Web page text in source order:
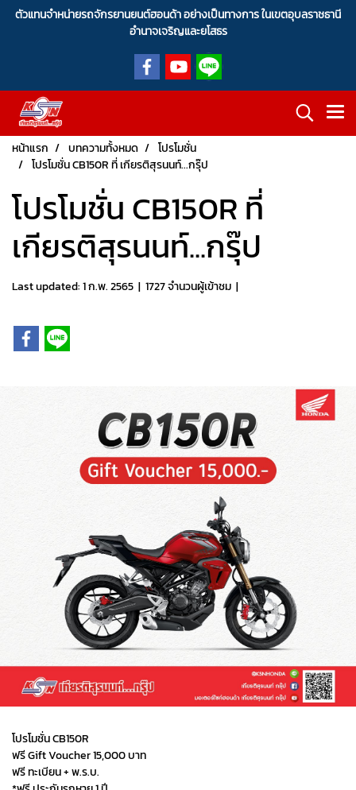
ตัวแทนจำหน่ายรถจักรยานยนต์ฮอนด้า อย่างเป็นทางการ ในเขตอุบลราชธานี
อำนาจเจริญและยโสธร
หน้าแรก บทความทั้งหมด
โปรโมชั่น
โปรโมชั่น CB150R ที่ เกียรติสุรนนท์...กรุ๊ป
โปรโมชั่น CB150R ที่
เกียรติสุรนนท์...กรุ๊ป
Last updated: 1 ก.พ. 2565 | 1727 จำนวนผู้เข้าชม |
โปรโมชั่น CB150R
ฟรี Gift Voucher 15,000 บาท
ฟรี ทะเบียน + พ.ร.บ.